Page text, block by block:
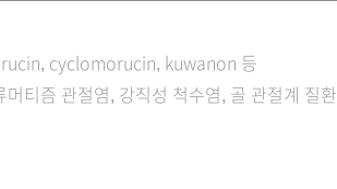
cyclomorucin, kuwanon 등
티즘 관절염, 강직성 척수염, 골 관절계 질환,